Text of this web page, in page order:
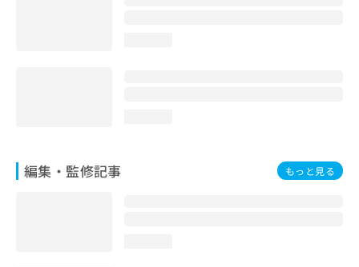
編集・監修記事 もっと見る